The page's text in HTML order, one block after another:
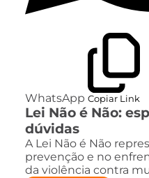
WhatsApp Copiar Link
Lei Não é Não:
dúvidas
A Lei Não é Não
prevenção e no
da violência contra